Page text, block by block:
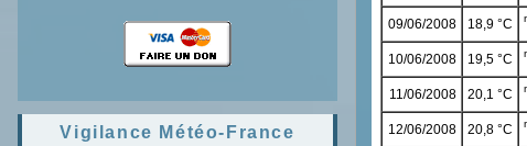
Vigilance Météo-France